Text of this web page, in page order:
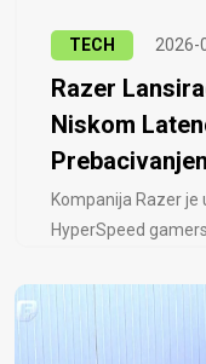
TECH 2026-
Razer
Niskom
Kompanija Razer
HyperSpeed